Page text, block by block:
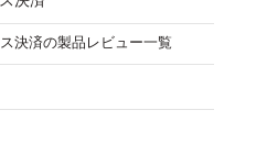
決済の製品レビュー一覧